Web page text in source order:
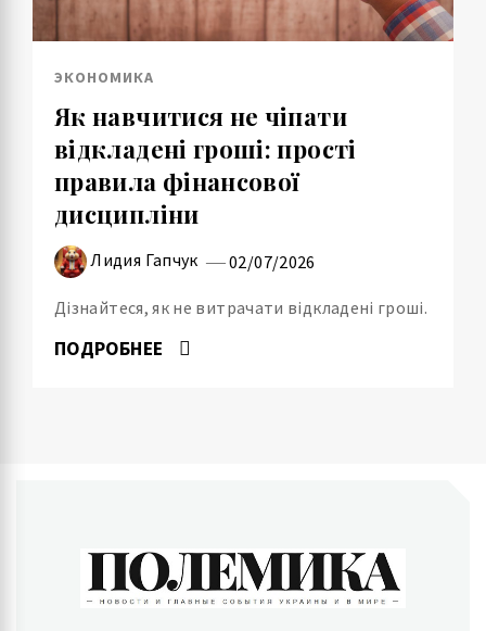
ЭКОНОМИКА
Як навчитися не чіпати
відкладені гроші: прості
правила фінансової
дисципліни
Лидия Гапчук 02/07/2026
Дізнайтеся, як не витрачати відкладені гроші.
ПОДРОБНЕЕ